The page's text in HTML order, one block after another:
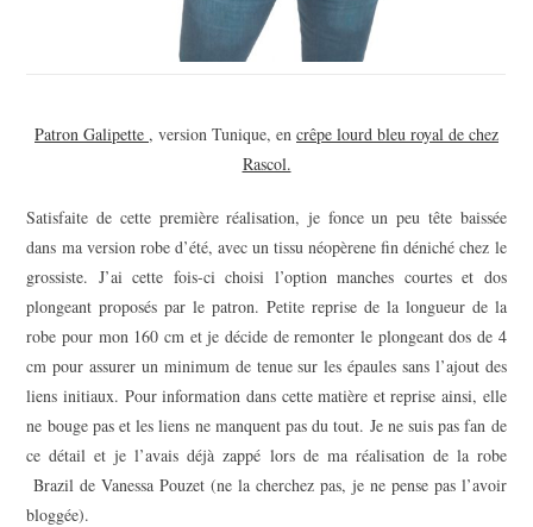
Patron Galipette , version Tunique, en crêpe lourd bleu royal de chez
Rascol.
Satisfaite de cette première réalisation, je fonce un peu tête baissée
dans ma version robe d’été, avec un tissu néopèrene fin déniché chez le
grossiste. J’ai cette fois-ci choisi l’option manches courtes et dos
plongeant proposés par le patron. Petite reprise de la longueur de la
robe pour mon 160 cm et je décide de remonter le plongeant dos de 4
cm pour assurer un minimum de tenue sur les épaules sans l’ajout des
liens initiaux. Pour information dans cette matière et reprise ainsi, elle
ne bouge pas et les liens ne manquent pas du tout. Je ne suis pas fan de
ce détail et je l’avais déjà zappé lors de ma réalisation de la robe
Brazil de Vanessa Pouzet (ne la cherchez pas, je ne pense pas l’avoir
bloggée).